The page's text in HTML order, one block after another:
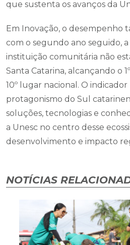
que sustenta os avanços da
Em Inovação, o desempenho
com o segundo ano seguido,
instituição comunitária não
Santa Catarina, alcançando o
10º lugar nacional. O
protagonismo do Sul
soluções, tecnologias e
a Unesc no centro desse
desenvolvimento e impacto
NOTÍCIAS